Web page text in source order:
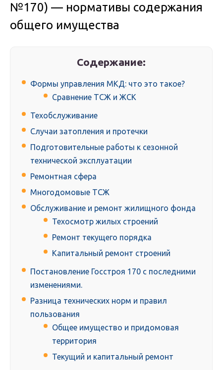
№170) — нормативы содержания
общего имущества
Содержание:
Формы управления МКД: что это такое?
Сравнение ТСЖ и ЖСК​
Техобслуживание
Случаи затопления и протечки
Подготовительные работы к сезонной
технической эксплуатации
Ремонтная сфера
Многодомовые ТСЖ
Обслуживание и ремонт жилищного фонда
Техосмотр жилых строений
Ремонт текущего порядка
Капитальный ремонт строений
Постановление Госстроя 170 с последними
изменениями.
Разница технических норм и правил
пользования
Общее имущество и придомовая
территория
Текущий и капитальный ремонт